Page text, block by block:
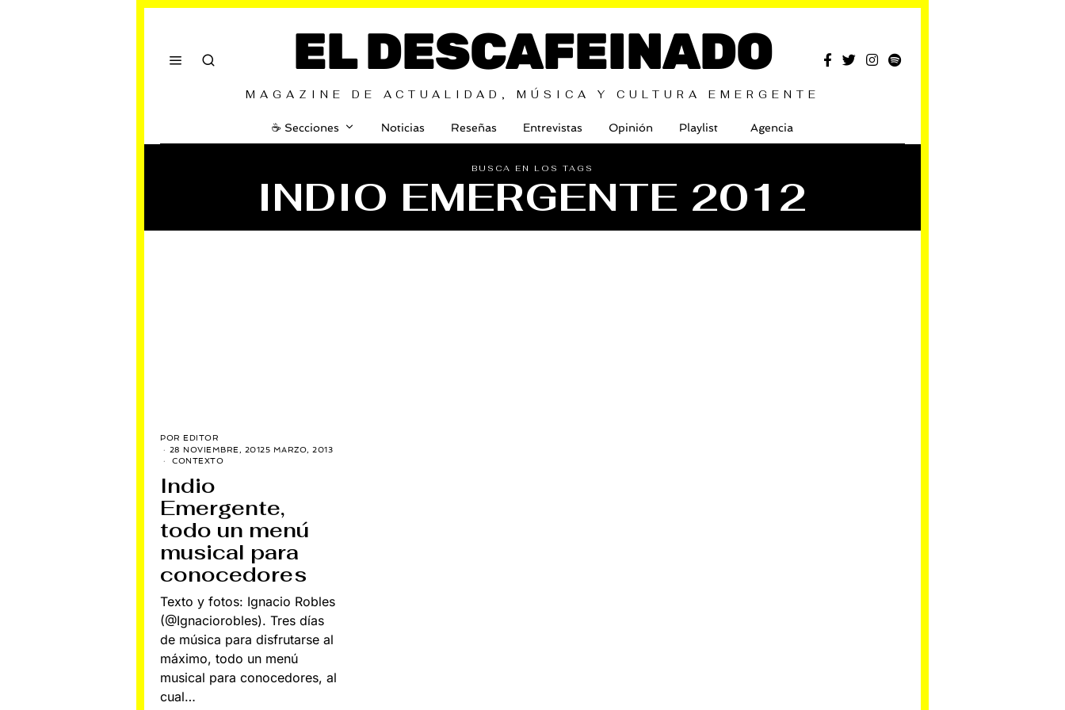
EL DESCAFEINADO
MAGAZINE DE ACTUALIDAD, MÚSICA Y CULTURA EMERGENTE
☕️ Secciones Noticias Reseñas Entrevistas Opinión Playlist Agencia
BUSCA EN LOS TAGS
INDIO EMERGENTE 2012
POR EDITOR
28 NOVIEMBRE, 20125 MARZO, 2013
CONTEXTO
Indio
Emergente,
todo un menú
musical para
conocedores
Texto y fotos: Ignacio Robles
(@Ignaciorobles). Tres días
de música para disfrutarse al
máximo, todo un menú
musical para conocedores, al
cual…